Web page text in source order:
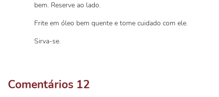
bem. Reserve ao lado.
Frite em óleo bem quente e tome cuidado com ele.
Sirva-se.
Comentários 12